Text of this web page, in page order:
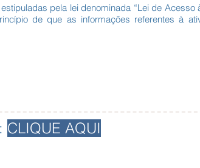
pela lei denominada “Lei de Acesso
de que as informações referentes à
CLIQUE AQUI